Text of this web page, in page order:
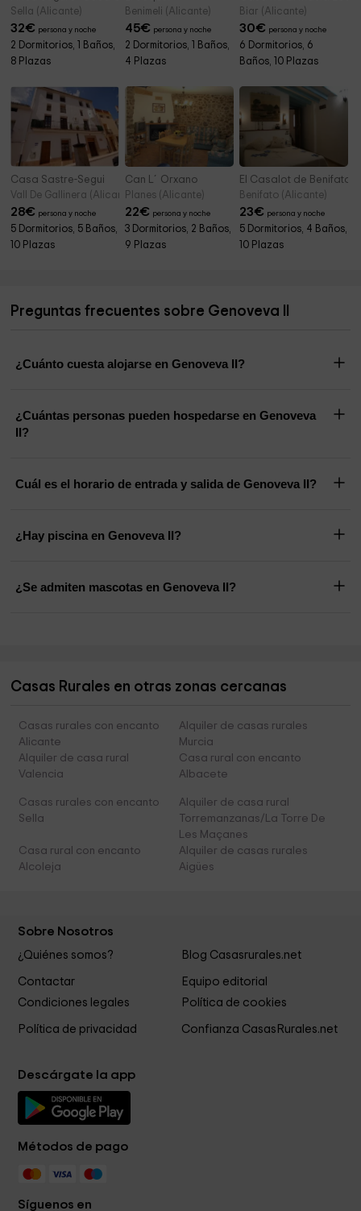
Sella (Alicante)
32€ persona y noche
2 Dormitorios, 1 Baños,
8 Plazas
Benimeli (Alicante)
45€ persona y noche
2 Dormitorios, 1 Baños,
4 Plazas
Biar (Alicante)
30€ persona y noche
6 Dormitorios, 6
Baños, 10 Plazas
Casa Sastre-Segui
Vall De Gallinera (Alicante)
28€ persona y noche
5 Dormitorios, 5 Baños,
10 Plazas
Can L´Orxano
Planes (Alicante)
22€ persona y noche
3 Dormitorios, 2 Baños,
9 Plazas
El Casalot de Benifato
Benifato (Alicante)
23€ persona y noche
5 Dormitorios, 4 Baños,
10 Plazas
Preguntas frecuentes sobre Genoveva II
¿Cuánto cuesta alojarse en Genoveva II?
¿Cuántas personas pueden hospedarse en Genoveva
II?
Cuál es el horario de entrada y salida de Genoveva II?
¿Hay piscina en Genoveva II?
¿Se admiten mascotas en Genoveva II?
Casas Rurales en otras zonas cercanas
Casas rurales con encanto
Alicante
Alquiler de casas rurales
Murcia
Alquiler de casa rural
Valencia
Casa rural con encanto
Albacete
Casas rurales con encanto
Sella
Alquiler de casa rural
Torremanzanas/La Torre De
Les Maçanes
Casa rural con encanto
Alcoleja
Alquiler de casas rurales
Aigües
Sobre Nosotros
¿Quiénes somos? Blog Casasrurales.net
Contactar
Equipo editorial
Condiciones legales
Política de cookies
Política de privacidad Confianza CasasRurales.net
Descárgate la app
Métodos de pago
Síguenos en